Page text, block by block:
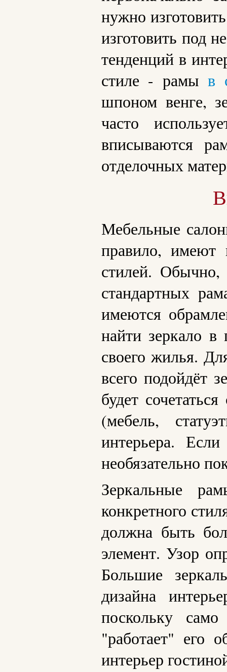
нужно
изготовить под
тенденций в
стиле - рамыв
шпоном венге,
часто
вписываются
отделочных
Мебельные
правило, имеют
стилей. Обычно,
стандартных
имеются
найти зеркало
своего жилья.
всего подойдёт
будет
(мебель,
интерьера.
необязательно
Зеркальные
конкретного
должна быть
элемент. Узор
Большие
дизайна
поскольку
"работает" его
интерьер